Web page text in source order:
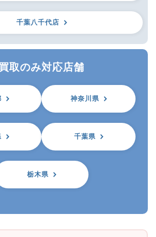
千葉八千代店
買取のみ対応店舗
神奈川県
千葉県
栃木県